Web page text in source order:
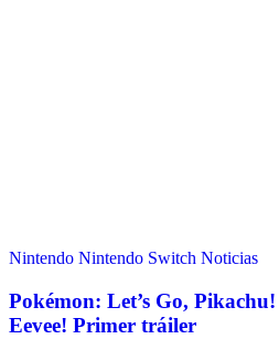
Nintendo Nintendo Switch Noticias
Pokémon: Let’s Go,
Eevee! Primer tráiler